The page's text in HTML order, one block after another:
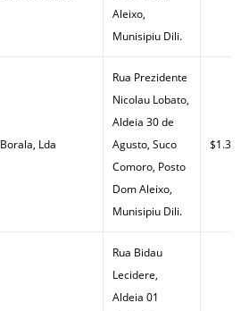
Aleixo,
Munisipiu Dili.
Borala, Lda
Rua Prezidente
Nicolau Lobato,
Aldeia 30 de
Agusto, Suco
Comoro, Posto
Dom Aleixo,
Munisipiu Dili.
$1.30
Rua Bidau
Lecidere,
Aldeia 01